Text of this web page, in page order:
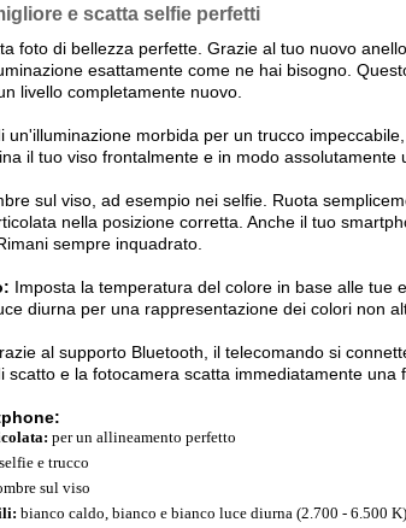
e scatta selfie perfetti
foto di bellezza perfette. Grazie al tuo nuovo
esattamente come ne hai bisogno.
livello completamente nuovo.
un'illuminazione morbida per un trucco
il tuo viso frontalmente e in modo assolutamente
sul viso, ad esempio nei selfie. Ruota
nella posizione corretta. Anche il tuo
sempre inquadrato.
Imposta la temperatura del colore in base alle tue
diurna per una rappresentazione dei colori non
al supporto Bluetooth, il telecomando si
e la fotocamera scatta immediatamente una
per un allineamento perfetto
e trucco
sul viso
bianco caldo, bianco e bianco luce diurna (2.700 - 6.500 K)